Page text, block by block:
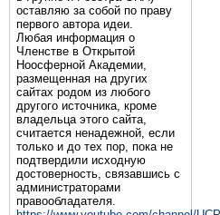
оставляю за собой по праву
первого автора идеи.
Любая информация о
Членстве в Открытой
Ноосферной Академии,
размещенная на других
сайтах родом из любого
другого источника, кроме
владельца этого сайта,
считается ненадежной, если
только и до тех пор, пока не
подтвердили исходную
достоверность, связавшись с
администраторами
правообладателя.